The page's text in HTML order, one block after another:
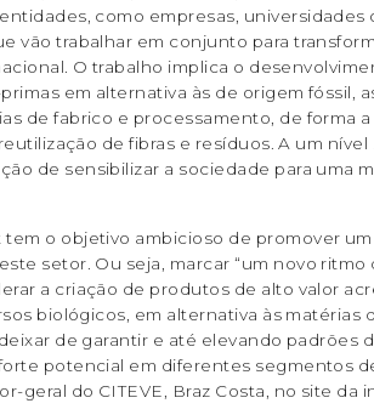
como empresas, universidades
vão trabalhar em conjunto para
O trabalho implica o
em alternativa às de origem fóssil,
de fabrico e processamento, de forma
de fibras e resíduos. A um nível
de sensibilizar a sociedade para uma
tem o objetivo ambicioso de promover
setor. Ou seja, marcar “um novo ritmo
a criação de produtos de alto valor
biológicos, em alternativa às matérias
de garantir e até elevando padrões
potencial em diferentes segmentos
geral do CITEVE, Braz Costa, no site da